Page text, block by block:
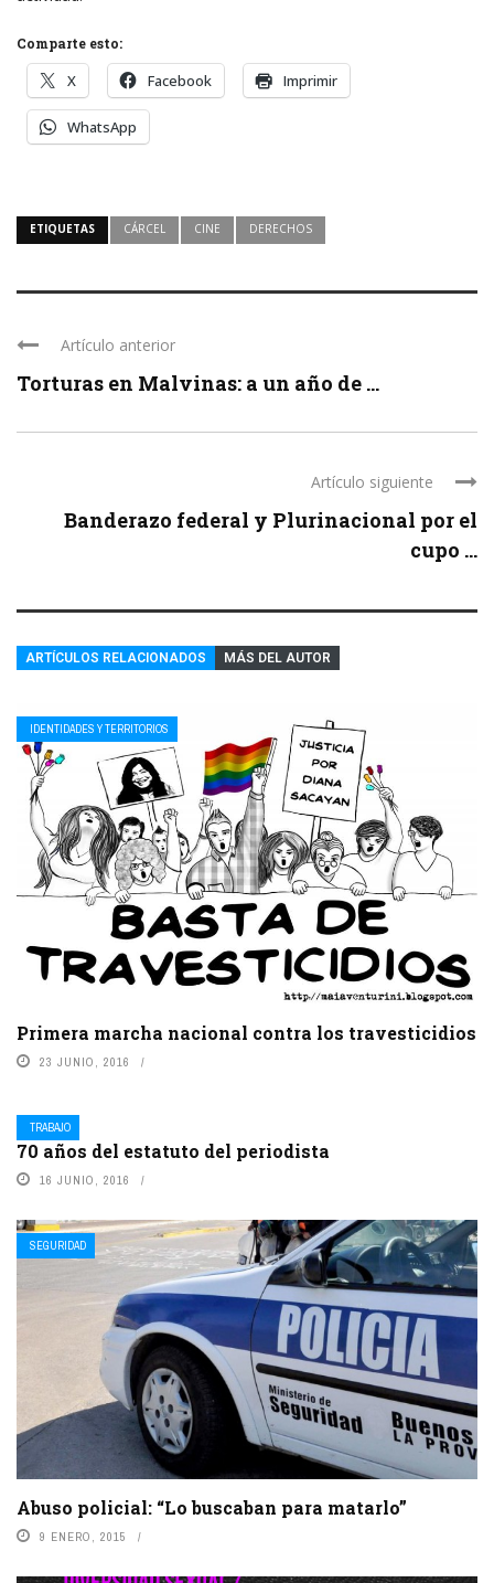
Comparte esto:
X Facebook Imprimir
WhatsApp
ETIQUETAS CÁRCEL CINE DERECHOS
Artículo anterior
Torturas en Malvinas: a un año de ...
Artículo siguiente
Banderazo federal y Plurinacional por el
cupo ...
ARTÍCULOS RELACIONADOS MÁS DEL AUTOR
IDENTIDADES Y TERRITORIOS
Primera marcha nacional contra los travesticidios
23 JUNIO, 2016
TRABAJO
70 años del estatuto del periodista
16 JUNIO, 2016
SEGURIDAD
Abuso policial: “Lo buscaban para matarlo”
9 ENERO, 2015